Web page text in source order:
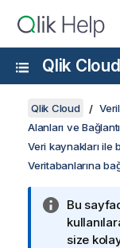
Qlik Cloud
Qlik Cloud
Alanları ve
Veri kaynakları ile
Veritabanlarına
Bu
size